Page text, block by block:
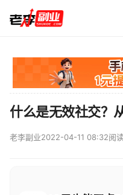
什么是无效社交？
老李副业2022-04-11 08:32阅